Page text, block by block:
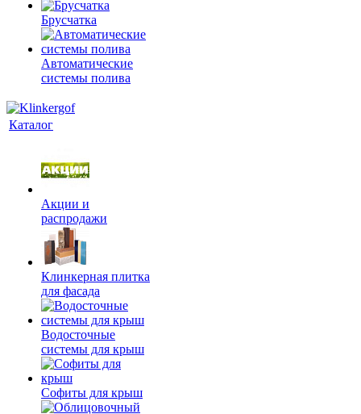
Брусчатка
Автоматические
системы полива
Каталог
Акции и
распродажи
Клинкерная плитка
для фасада
Водосточные
системы для крыш
Софиты для крыш